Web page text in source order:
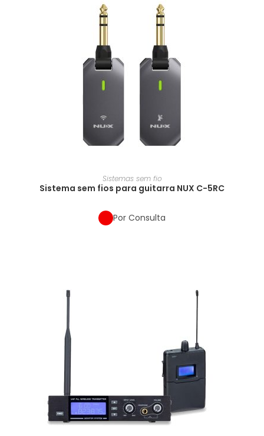
Sistemas sem fio
Sistema sem fios para guitarra NUX C-5RC
Por Consulta